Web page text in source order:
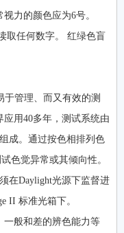
力的颜色应为6号。
取任何数字。 红绿色盲
于管理、而又有效的测
用40多年，测试系统由
成。通过按色相排列色
色觉异常或其倾向性。
在Daylight光源下监督进
II 标准光箱下。
一般和差的辨色能力等